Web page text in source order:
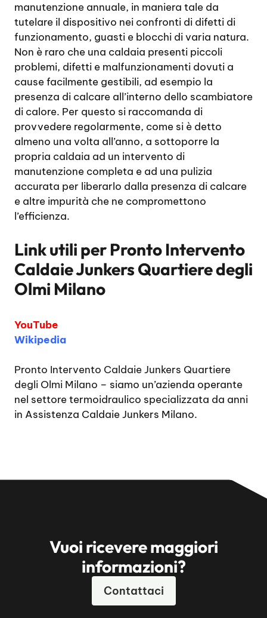
manutenzione annuale, in maniera tale da
tutelare il dispositivo nei confronti di difetti di
funzionamento, guasti e blocchi di varia natura.
Non è raro che una caldaia presenti piccoli
problemi, difetti e malfunzionamenti dovuti a
cause facilmente gestibili, ad esempio la
presenza di calcare all’interno dello scambiatore
di calore. Per questo si raccomanda di
provvedere regolarmente, come si è detto
almeno una volta all’anno, a sottoporre la
propria caldaia ad un intervento di
manutenzione completa e ad una pulizia
accurata per liberarlo dalla presenza di calcare
e altre impurità che ne compromettono
l’efficienza.
Link utili perPronto Intervento
Caldaie Junkers Quartiere degli
Olmi Milano
YouTube
Wikipedia
Pronto Intervento Caldaie Junkers Quartiere
degli Olmi Milano – siamo un’azienda operante
nel settore termoidraulico specializzata da anni
in Assistenza Caldaie Junkers Milano.
Vuoi ricevere maggiori
informazioni?
Contattaci